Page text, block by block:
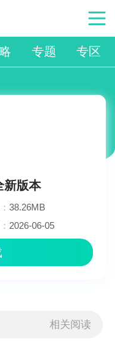
专题 专区
新版本
38.26MB
2026-06-05
相关阅读